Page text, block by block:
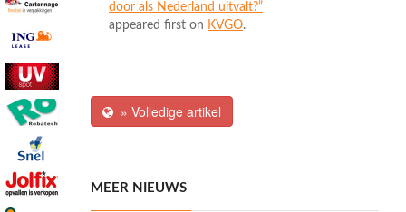
door als Nederland uitvalt?”
appeared first on KVGO.
» Volledige artikel
MEER NIEUWS